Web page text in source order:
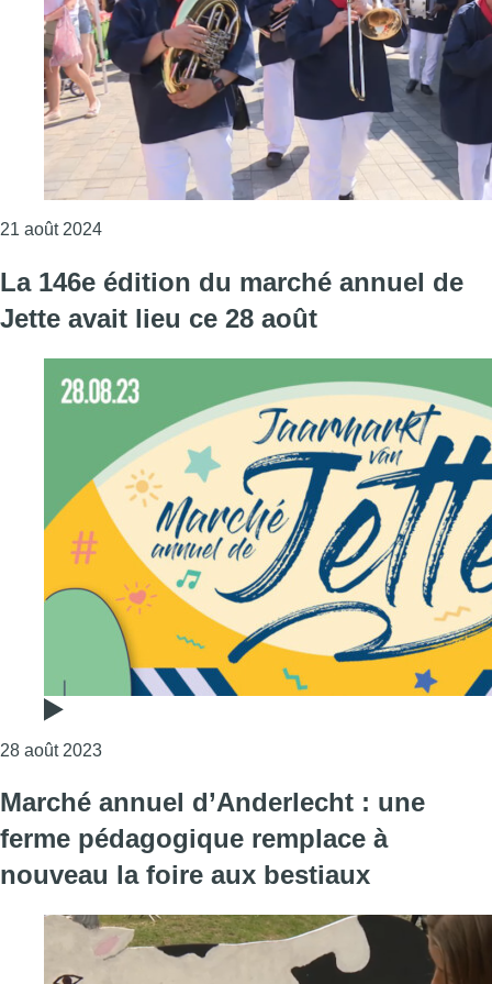
21 août 2024Consulter l'article "Le 147e marché annuel de
La 146e édition du marché annuel de
Jette avait lieu ce 28 août
28 août 2023Consulter l'article "La 146e édition du marché
Marché annuel d’Anderlecht : une
ferme pédagogique remplace à
nouveau la foire aux bestiaux